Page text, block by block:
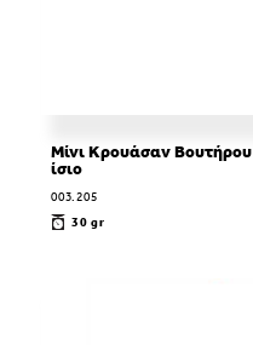
Μίνι Κρουάσαν Βουτήρου
ίσιο
003.205
30 gr